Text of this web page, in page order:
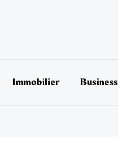
Immobilier Business